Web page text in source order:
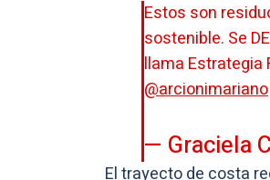
Estos son residuos de pesca en Península Valdés HOY. La producción DEBE ser
sostenible. Se
llama Estrategia
@arcionimariano
— Graciela
El trayecto de costa